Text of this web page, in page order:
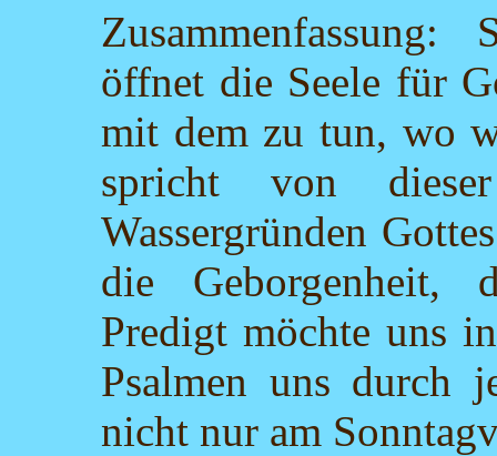
öffnet die Seele für
mit dem zu tun, wo
spricht von
Wassergründen
die Geborgenheit,
Predigt möchte uns
Psalmen uns durch
nicht nur am